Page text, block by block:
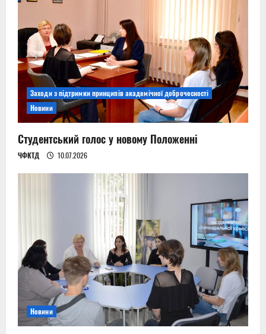
Заходи з підтримки принципів академічної доброчесності
Новини
Студентський голос у новому Положенні
ЧФКТД 10.07.2026
Новини